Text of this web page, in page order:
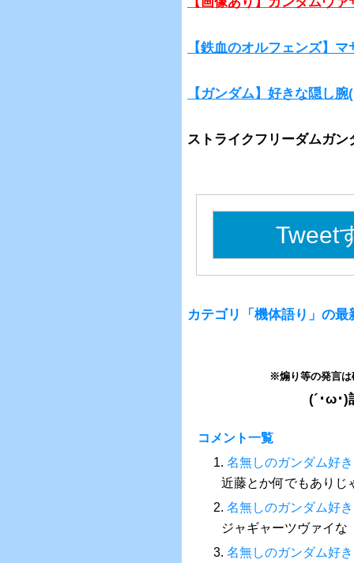
【鉄血のオルフェンズ】
【ガンダム】好きな隠し
ストライクフリーダムガ
Tweet
カテゴリ「機体語り」の最
※煽り等の発言は
(´･ω･)
コメント一覧
1. 名無しのガンダム好き
近藤とか何でもありじ
2. 名無しのガンダム好き
ジャギャーツヴァイな
3. 名無しのガンダム好き